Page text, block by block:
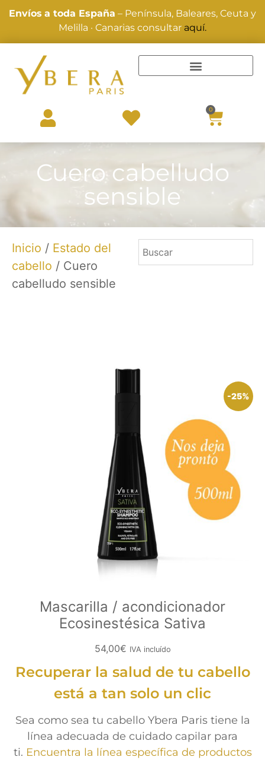
Envíos a toda España – Península, Baleares, Ceuta y
Melilla · Canarias consultar aquí.
0
Cuero cabelludo
sensible
Inicio / Estado del
cabello / Cuero
cabelludo sensible
-25%
Mascarilla / acondicionador
Ecosinestésica Sativa
54,00€ IVA incluído
Recuperar la salud de tu cabello
está a tan solo un clic
Sea como sea tu cabello Ybera Paris tiene la
línea adecuada de cuidado capilar para
ti. Encuentra la línea específica de productos